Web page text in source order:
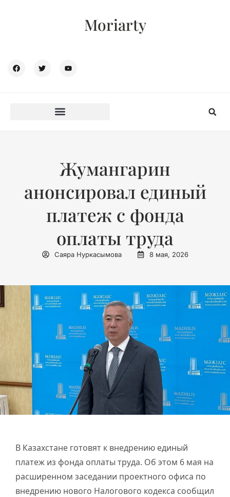
Moriarty
Жумангарин
анонсировал единый
платеж с фонда
оплаты труда
Саяра Нуркасымова 8 мая, 2026
В Казахстане готовят к внедрению единый
платеж из фонда оплаты труда. Об этом 6 мая на
расширенном заседании проектного офиса по
внедрению нового Налогового кодекса сообщил